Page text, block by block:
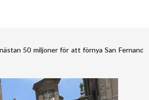
50 miljoner för att förnya San